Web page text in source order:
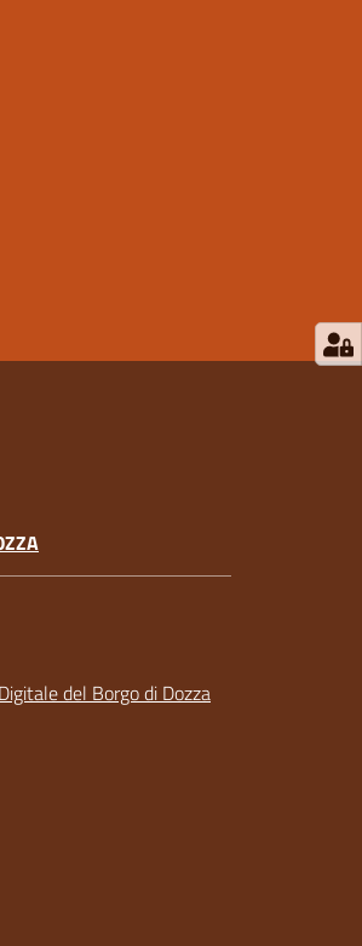
del Borgo di Dozza